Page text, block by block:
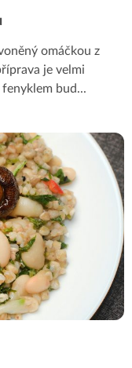
omáčkou z
je velmi
bud...